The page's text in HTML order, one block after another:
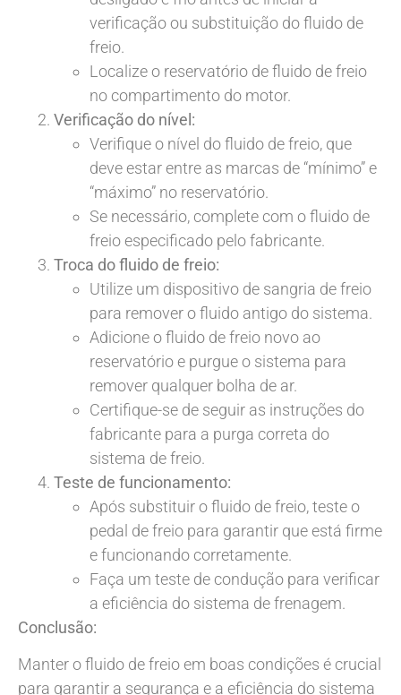
verificação ou substituição do fluido de
freio.
Localize o reservatório de fluido de freio
no compartimento do motor.
Verificação do nível:
Verifique o nível do fluido de freio, que
deve estar entre as marcas de “mínimo” e
“máximo” no reservatório.
Se necessário, complete com o fluido de
freio especificado pelo fabricante.
Troca do fluido de freio:
Utilize um dispositivo de sangria de freio
para remover o fluido antigo do sistema.
Adicione o fluido de freio novo ao
reservatório e purgue o sistema para
remover qualquer bolha de ar.
Certifique-se de seguir as instruções do
fabricante para a purga correta do
sistema de freio.
Teste de funcionamento:
Após substituir o fluido de freio, teste o
pedal de freio para garantir que está firme
e funcionando corretamente.
Faça um teste de condução para verificar
a eficiência do sistema de frenagem.
Conclusão:
Manter o fluido de freio em boas condições é crucial
para garantir a segurança e a eficiência do sistema